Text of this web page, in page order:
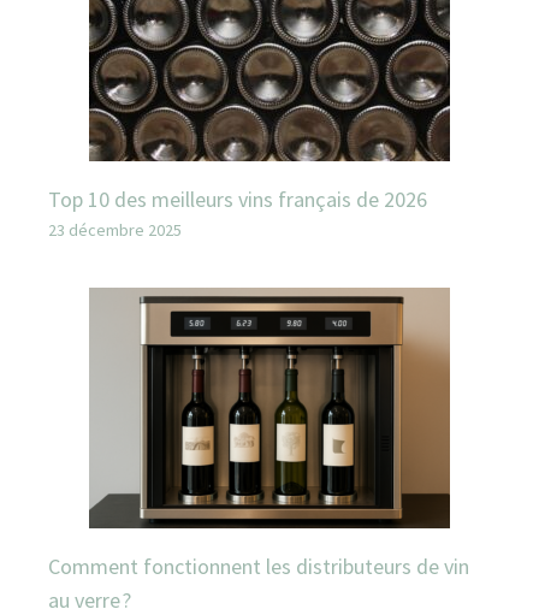
Top 10 des meilleurs vins français de 2026
23 décembre 2025
Comment fonctionnent les distributeurs de vin
au verre ?